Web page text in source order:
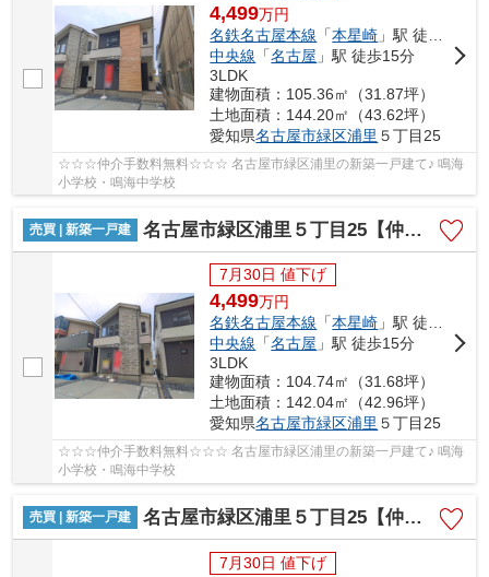
4,499万円
名鉄名古屋本線 「本星崎 」駅 徒歩10分
中央線 「名古屋 」駅 徒歩15分
3LDK
建物面積：105.36㎡（31.87坪）
土地面積：144.20㎡（43.62坪）
愛知県名古屋市緑区浦里 ５丁目25
☆☆☆仲介手数料無料☆☆☆ 名古屋市緑区浦里の新築一戸建て♪ 鳴海
小学校・鳴海中学校
売買 | 新築一戸建 名古屋市緑区浦里５丁目25【仲介手数料無料】新築一戸建て 2号棟
7月30日 値下げ
4,499万円
名鉄名古屋本線 「本星崎 」駅 徒歩10分
中央線 「名古屋 」駅 徒歩15分
3LDK
建物面積：104.74㎡（31.68坪）
土地面積：142.04㎡（42.96坪）
愛知県名古屋市緑区浦里 ５丁目25
☆☆☆仲介手数料無料☆☆☆ 名古屋市緑区浦里の新築一戸建て♪ 鳴海
小学校・鳴海中学校
売買 | 新築一戸建 名古屋市緑区浦里５丁目25【仲介手数料無料】新築一戸建て 3号棟
7月30日 値下げ